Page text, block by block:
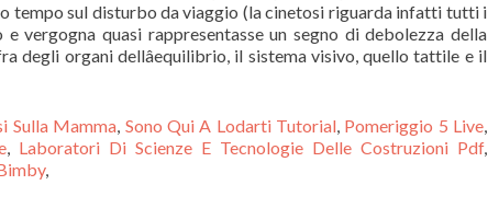
Sulla Mamma, Sono Qui A Lodarti Tutorial, Pomeriggio 5 Live,
, Laboratori Di Scienze E Tecnologie Delle Costruzioni Pdf,
,